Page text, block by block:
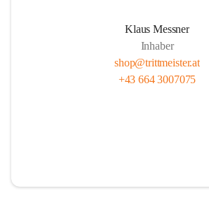
Klaus Messner
Inhaber
shop@trittmeister.at
+43 664 3007075